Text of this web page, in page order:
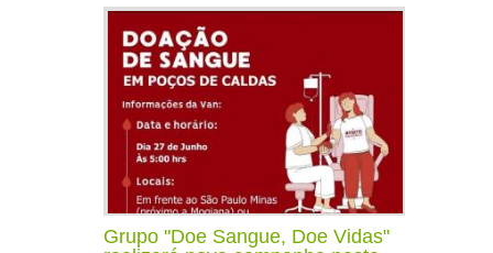
Grupo "Doe Sangue, Doe Vidas"